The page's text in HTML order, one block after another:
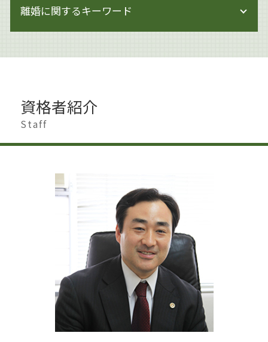
著作権 法律
著作権侵害 どこから
著作権 訴える
著作権 対象
著作権とは 音楽
著作権侵害
著作権 知的財産権 違い
著作権とは 画像
企業法務 中小企業
事業承継 代表者 変更
企業法務とは 弁護士
企業法務 会社
労働問題 企業法務
企業法務 会社法
企業法務 労働時間
就業規則 不利益変更
企業法務 労働
企業法務 法律事務所
企業法務 大田区
遺産分割 相手方 認知症
生前対策 とは
相続 専門家
土地 生前対策
認知症 生前対策
遺言書作成 杉並区
遺産分割 争い
相続 手続き
遺産分割 預貯金
遺産分割 兄弟
生前対策 弁護士
相続 調停 流れ
相続 調停
離婚に関するキーワード
離婚 慰謝料
離婚 杉並区
離婚 慰謝料 相場
離婚準備 男
不貞行為 離婚
離婚準備 貯金 いくら
離婚 浮気 慰謝料
離婚 慰謝料 モラハラ
離婚調停 別居
離婚調停 弁護士
離婚したい 準備
離婚 親
資格者紹介
Staff